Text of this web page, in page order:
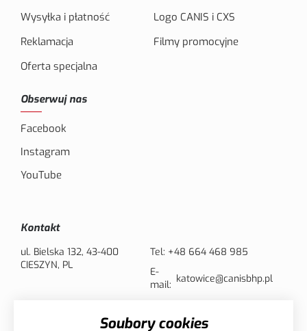
Wysyłka i płatność
Reklamacja
Oferta specjalna
Logo CANIS i CXS
Filmy promocyjne
Obserwuj nas
Facebook
Instagram
YouTube
Kontakt
ul. Bielska 132, 43-400
CIESZYN, PL
Tel: +48 664 468 985
E-
mail: katowice@canisbhp.pl
Soubory cookies